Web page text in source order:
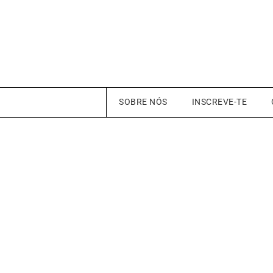
SOBRE NÓS INSCREVE-TE